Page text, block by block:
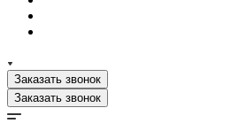
Заказать звонок
Заказать звонок